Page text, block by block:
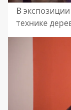
В
технике